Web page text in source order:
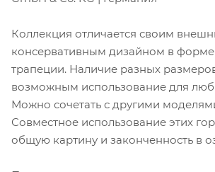
Коллекция отличается своим
консервативным дизайном в форме
трапеции. Наличие разных
возможным использование для
Можно сочетать с другими
Совместное использование этих
общую картину и законченность в